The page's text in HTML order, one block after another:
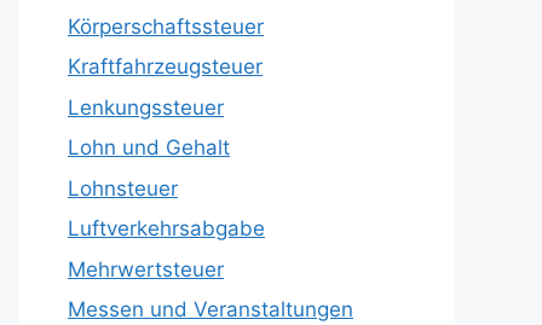
Körperschaftssteuer
Kraftfahrzeugsteuer
Lenkungssteuer
Lohn und Gehalt
Lohnsteuer
Luftverkehrsabgabe
Mehrwertsteuer
Messen und Veranstaltungen